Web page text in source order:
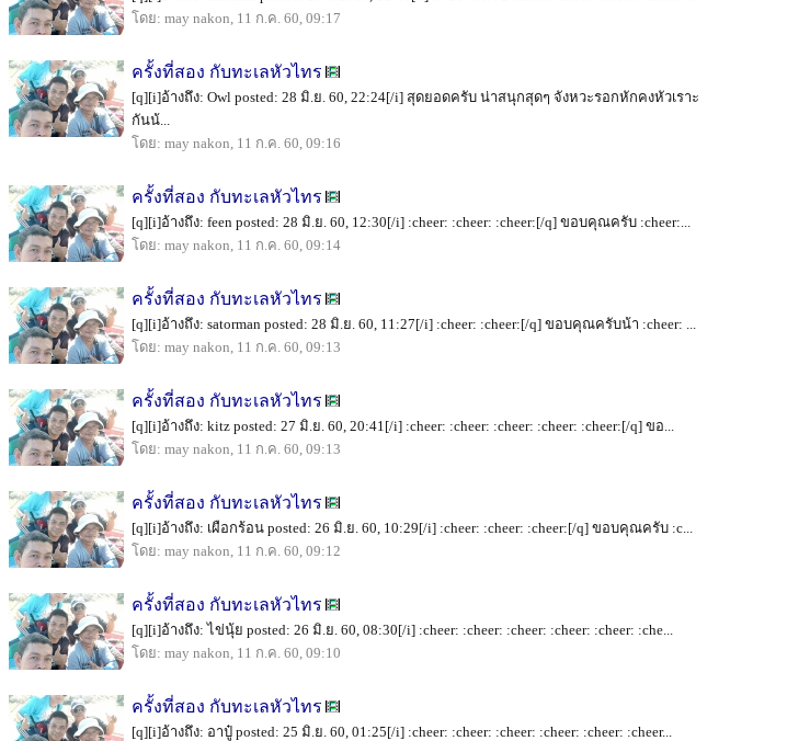
โดย: may nakon, 11 ก.ค. 60, 09:17
ครั้งที่สอง กับทะเลหัวไทร
[q][i]อ้างถึง: Owl posted: 28 มิ.ย. 60, 22:24[/i] สุดยอดครับ น่าสนุกสุดๆ จังหวะรอกหักคงหัวเราะ
กันน้...
โดย: may nakon, 11 ก.ค. 60, 09:16
ครั้งที่สอง กับทะเลหัวไทร
[q][i]อ้างถึง: feen posted: 28 มิ.ย. 60, 12:30[/i] :cheer: :cheer: :cheer:[/q] ขอบคุณครับ :cheer:...
โดย: may nakon, 11 ก.ค. 60, 09:14
ครั้งที่สอง กับทะเลหัวไทร
[q][i]อ้างถึง: satorman posted: 28 มิ.ย. 60, 11:27[/i] :cheer: :cheer:[/q] ขอบคุณครับน้า :cheer: ...
โดย: may nakon, 11 ก.ค. 60, 09:13
ครั้งที่สอง กับทะเลหัวไทร
[q][i]อ้างถึง: kitz posted: 27 มิ.ย. 60, 20:41[/i] :cheer: :cheer: :cheer: :cheer: :cheer:[/q] ขอ...
โดย: may nakon, 11 ก.ค. 60, 09:13
ครั้งที่สอง กับทะเลหัวไทร
[q][i]อ้างถึง: เผือกร้อน posted: 26 มิ.ย. 60, 10:29[/i] :cheer: :cheer: :cheer:[/q] ขอบคุณครับ :c...
โดย: may nakon, 11 ก.ค. 60, 09:12
ครั้งที่สอง กับทะเลหัวไทร
[q][i]อ้างถึง: ไข่นุ้ย posted: 26 มิ.ย. 60, 08:30[/i] :cheer: :cheer: :cheer: :cheer: :cheer: :che...
โดย: may nakon, 11 ก.ค. 60, 09:10
ครั้งที่สอง กับทะเลหัวไทร
[q][i]อ้างถึง: อาปู๋ posted: 25 มิ.ย. 60, 01:25[/i] :cheer: :cheer: :cheer: :cheer: :cheer: :cheer...